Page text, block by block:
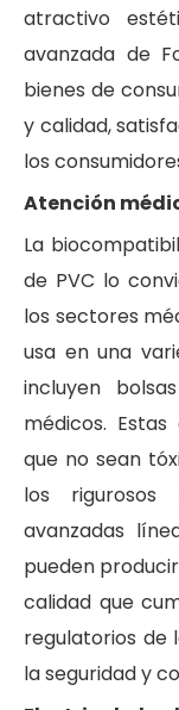
atractivo
avanzada de
bienes de
y calidad,
los
Atención
La
de PVC lo
los sectores
usa en una
incluyen
médicos.
que no sean
los rigurosos
avanzadas
pueden
calidad que
regulatorios de
la seguridad y